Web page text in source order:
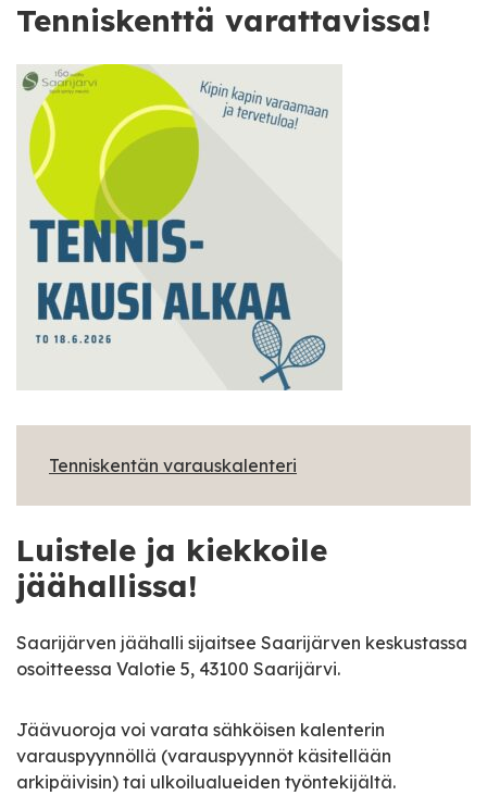
Tenniskenttä varattavissa!
Tenniskentän varauskalenteri
Luistele ja kiekkoile
jäähallissa!
Saarijärven jäähalli sijaitsee Saarijärven keskustassa
osoitteessa Valotie 5, 43100 Saarijärvi.
Jäävuoroja voi varata sähköisen kalenterin
varauspyynnöllä (varauspyynnöt käsitellään
arkipäivisin) tai ulkoilualueiden työntekijältä.